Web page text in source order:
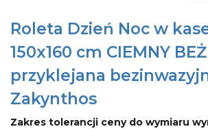
Roleta Dzień Noc w
150x160 cm CIEMNY
przyklejana
Zakynthos
Zakres tolerancji ceny do wymiaru